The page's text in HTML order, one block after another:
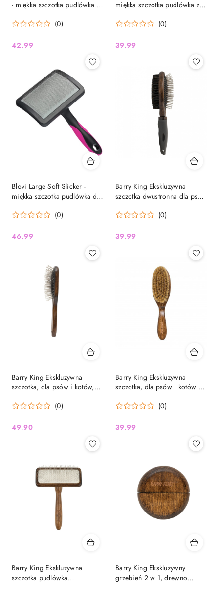
- miękka szczotka pudlówka z
(0)
Cena:
42.99
miękka szczotka pudlówka z
(0)
Cena:
39.99
Blovi Large Soft Slicker -
miękka szczotka pudlówka dla
(0)
Cena:
46.99
Barry King Ekskluzywna
szczotka dwustronna dla psów
włosie, drewno bukowe,
6,8cmx24cm
(0)
Cena:
39.99
Barry King Ekskluzywna
szczotka, dla psów i kotów,
piny, wym.22,8x4,7cm
(0)
Cena:
49.90
Barry King Ekskluzywna
szczotka, dla psów i kotów o
włosiem, drewno bukowe,
(0)
Cena:
39.99
Barry King Ekskluzywna
szczotka pudlówka
Barry King Ekskluzywny
grzebień 2 w 1, drewno